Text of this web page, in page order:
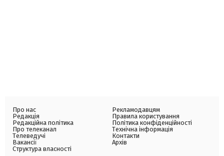
Про нас
Редакція
Редакційна політика
Про телеканал
Телеведучі
Вакансії
Структура власності
Рекламодавцям
Правила користування
Політика конфіденційності
Технічна інформація
Контакти
Архів